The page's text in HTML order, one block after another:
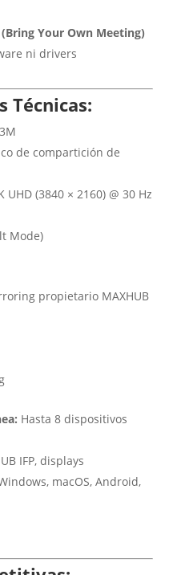
(Bring Your Own Meeting)
ni drivers
Técnicas:
de compartición de
UHD (3840 × 2160) @ 30 Hz
Mode)
propietario MAXHUB
Hasta 8 dispositivos
IFP, displays
macOS, Android,